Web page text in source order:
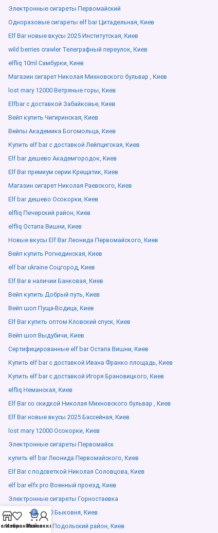
Электронные сигареты Первомайский
Одноразовые сигареты elf bar Цитадельная, Киев
Elf Bar новые вкусы 2025 Институтская, Киев
wild berries crawler Телеграфный переулок, Киев
elfliq 10ml Самбурки, Киев
Магазин сигарет Николая Михновского бульвар , Киев
lost mary 12000 Ветряные горы, Киев
Elfbar с доставкой Забайковье, Киев
Вейп купить Чигиринская, Киев
Вейпы Академика Богомольца, Киев
Купить elf bar с доставкой Лейпцигская, Киев
Elf bar дешево Академгородок, Киев
Elf Bar премиум серии Крещатик, Киев
Магазин сигарет Николая Раевского, Киев
Elf bar дешево Осокорки, Киев
elfliq Печерский район, Киев
elfliq Остапа Вишни, Киев
Новые вкусы Elf Bar Леонида Первомайского, Киев
Вейп купить Рогнединская, Киев
elf bar ukraine Соцгород, Киев
Elf Bar в наличии Банковая, Киев
Вейп купить Добрый путь, Киев
Вейп шоп Пуща-Водица, Киев
Elf Bar купить оптом Кловский спуск, Киев
Вейп шоп Выдубичи, Киев
Сертифицированные elf bar Остапа Вишни, Киев
Купить elf bar с доставкой Ивана Франко площадь, Киев
Купить elf bar с доставкой Игоря Брановицкого, Киев
elfliq Неманская, Киев
Elf Bar со скидкой Николая Михновского бульвар , Киев
Elf Bar новые вкусы 2025 Бассейная, Киев
lost mary 12000 Осокорки, Киев
Электронные сигареты Первомайск
купить elf bar Леонида Первомайского, Киев
Elf Bar с подсветкой Николая Соловцова, Киев
elf bar elfx pro Военный проезд, Киев
Электронные сигареты Горностаевка
Elf bar bc 20000 Быковня, Киев
Elf bar дешево Подольский район, Киев
Избранное
0
Заказ
Мой аккаунт